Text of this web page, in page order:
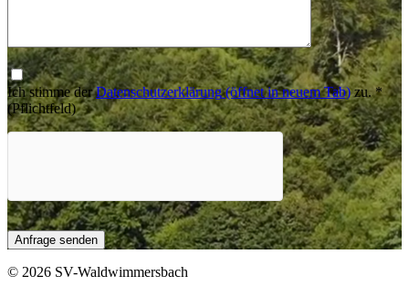
Ich stimme derDatenschutzerklärung(öffnet in neuem Tab)zu.*
(Pflichtfeld)
© 2026 SV-Waldwimmersbach